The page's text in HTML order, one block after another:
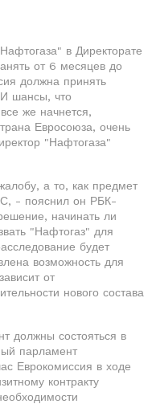
в Директорате
от 6 месяцев до
должна принять
шансы, что
же начнется,
Евросоюза, очень
"Нафтогаза"
а то, как предмет
- пояснил он РБК-
начинать ли
"Нафтогаз" для
будет
возможность для
от
нового состава
должны состояться в
парламент
Еврокомиссия в ходе
контракту